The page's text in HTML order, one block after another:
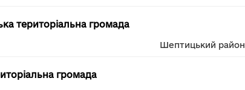
територіальна громада
Шептицький район
громада